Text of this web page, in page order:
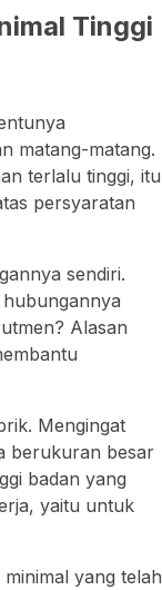
Tinggi
matang-matang.
terlalu tinggi, itu
persyaratan
sendiri.
Alasan
Mengingat
berukuran besar
badan yang
yaitu untuk
yang telah